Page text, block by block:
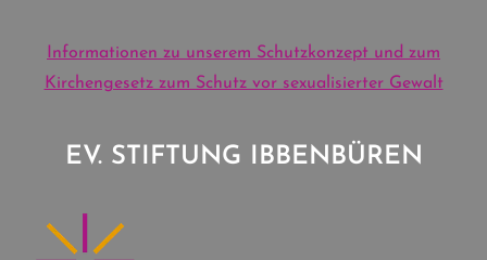
Informationen zu unserem Schutzkonzept und zum
Kirchengesetz zum Schutz vor sexualisierter Gewalt
EV. STIFTUNG IBBENBÜREN